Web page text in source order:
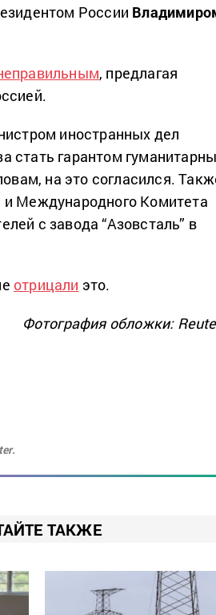
России
, предлагая
иностранных дел
стать гарантом
на это согласился.
Международного Комитета
с завода “Азовсталь” в
отрицали это.
Фотография обложки:
ТАКЖЕ